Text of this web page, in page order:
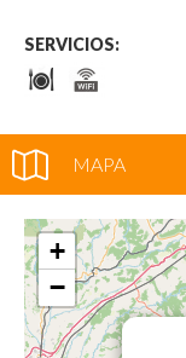
SERVICIOS:
MAPA
+
−